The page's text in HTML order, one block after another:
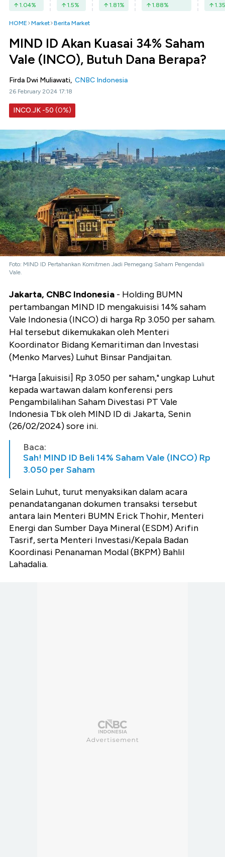
1.04% 1.5% 1.81% 1.88% 1.35
HOME Market Berita Market
MIND ID Akan Kuasai 34% Saham
Vale (INCO), Butuh Dana Berapa?
Firda Dwi Muliawati, CNBC Indonesia
26 February 2024 17:18
INCO.JK -50 (0%)
Foto: MIND ID Pertahankan Komitmen Jadi Pemegang Saham Pengendali
Vale.
Jakarta, CNBC Indonesia - Holding BUMN
pertambangan MIND ID mengakuisisi 14% saham
Vale Indonesia (INCO) di harga Rp 3.050 per saham.
Hal tersebut dikemukakan oleh Menteri
Koordinator Bidang Kemaritiman dan Investasi
(Menko Marves) Luhut Binsar Pandjaitan.
"Harga [akuisisi] Rp 3.050 per saham," ungkap Luhut
kepada wartawan dalam konferensi pers
Pengambilalihan Saham Divestasi PT Vale
Indonesia Tbk oleh MIND ID di Jakarta, Senin
(26/02/2024) sore ini.
Baca:
Sah! MIND ID Beli 14% Saham Vale (INCO) Rp
3.050 per Saham
Selain Luhut, turut menyaksikan dalam acara
penandatanganan dokumen transaksi tersebut
antara lain Menteri BUMN Erick Thohir, Menteri
Energi dan Sumber Daya Mineral (ESDM) Arifin
Tasrif, serta Menteri Investasi/Kepala Badan
Koordinasi Penanaman Modal (BKPM) Bahlil
Lahadalia.